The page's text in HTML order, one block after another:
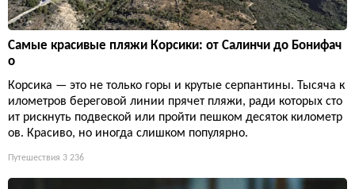
Самые красивые пляжи Корсики: от Салинчи до Бонифач
о
Корсика — это не только горы и крутые серпантины. Тысяча к
илометров береговой линии прячет пляжи, ради которых сто
ит рискнуть подвеской или пройти пешком десяток километр
ов. Красиво, но иногда слишком популярно.
Путешествия 3 236